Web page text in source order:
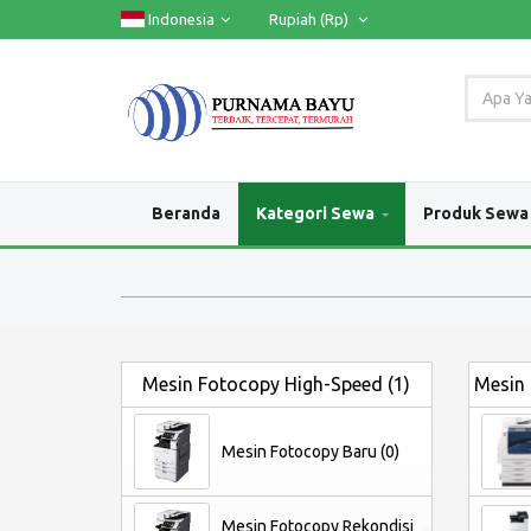
Indonesia Rupiah (Rp)
Beranda Kategori Sewa Produk
Mesin Fotocopy High-Speed (1)
Mesin Fotocopy Baru (0)
Mesin Fotocopy Rekondisi
Mesin